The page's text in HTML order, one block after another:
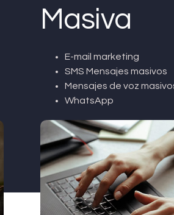
Masiva
E-mail marketing
SMS Mensajes masivos
Mensajes de voz
WhatsApp